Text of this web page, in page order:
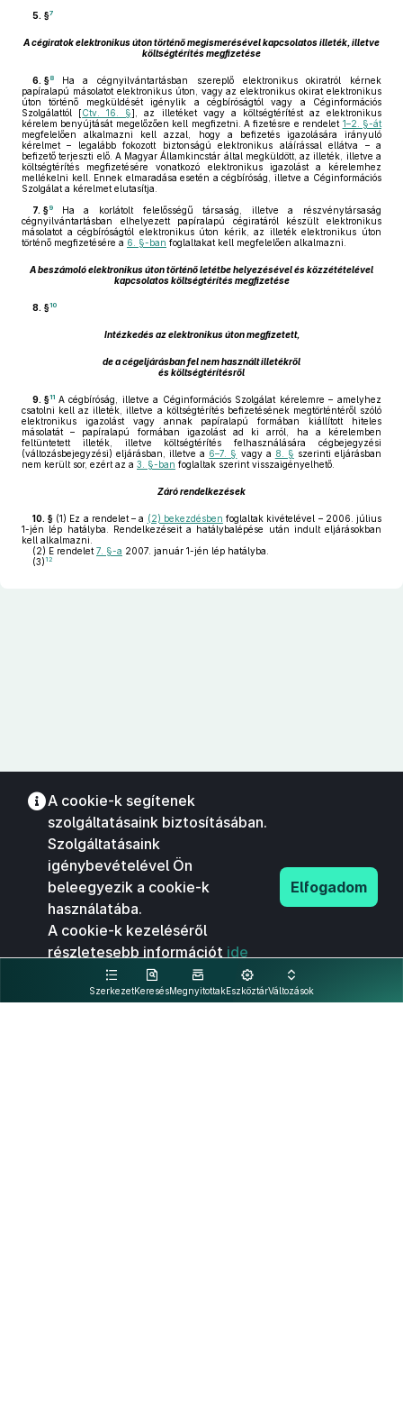
5. §7
A cégiratok elektronikus úton történő megismerésével kapcsolatos illeték, illetve
költségtérítés megfizetése
6. §8
Ha a cégnyilvántartásban szereplő elektronikus okiratról kérnek
papíralapú másolatot elektronikus úton, vagy az elektronikus okirat elektronikus
úton történő megküldését igénylik a cégbíróságtól vagy a Céginformációs
Szolgálattól [Ctv. 16. §], az illetéket vagy a költségtérítést az elektronikus
kérelem benyújtását megelőzően kell megfizetni. A fizetésre e rendelet 1–2. §-át
megfelelően alkalmazni kell azzal, hogy a befizetés igazolására irányuló
kérelmet – legalább fokozott biztonságú elektronikus aláírással ellátva – a
befizető terjeszti elő. A Magyar Államkincstár által megküldött, az illeték, illetve a
költségtérítés megfizetésére vonatkozó elektronikus igazolást a kérelemhez
mellékelni kell. Ennek elmaradása esetén a cégbíróság, illetve a Céginformációs
Szolgálat a kérelmet elutasítja.
7. §9
Ha a korlátolt felelősségű társaság, illetve a részvénytársaság
cégnyilvántartásban elhelyezett papíralapú cégiratáról készült elektronikus
másolatot a cégbíróságtól elektronikus úton kérik, az illeték elektronikus úton
történő megfizetésére a 6. §-ban foglaltakat kell megfelelően alkalmazni.
A beszámoló elektronikus úton történő letétbe helyezésével és közzétételével
kapcsolatos költségtérítés megfizetése
8. §10
Intézkedés az elektronikus úton megfizetett,
de a cégeljárásban fel nem használt illetékről
és költségtérítésről
9. §11 A cégbíróság, illetve a Céginformációs Szolgálat kérelemre – amelyhez
csatolni kell az illeték, illetve a költségtérítés befizetésének megtörténtéről szóló
elektronikus igazolást vagy annak papíralapú formában kiállított hiteles
másolatát – papíralapú formában igazolást ad ki arról, ha a kérelemben
feltüntetett illeték, illetve költségtérítés felhasználására cégbejegyzési
(változásbejegyzési) eljárásban, illetve a 6–7. § vagy a 8. § szerinti eljárásban
nem került sor, ezért az a 3. §-ban foglaltak szerint visszaigényelhető.
Záró rendelkezések
10. § (1) Ez a rendelet – a (2) bekezdésben foglaltak kivételével – 2006. július
1-jén lép hatályba. Rendelkezéseit a hatálybalépése után indult eljárásokban
kell alkalmazni.
(2) E rendelet 7. §-a 2007. január 1-jén lép hatályba.
(3) 12
SzerkezetKeresésMegnyitottakEszköztárVáltozások
A cookie-k segítenek
szolgáltatásaink biztosításában.
Szolgáltatásaink
igénybevételével Ön
beleegyezik a cookie-k
használatába.
A cookie-k kezeléséről
részletesebb információt ide
kattintva olvashat.
Elfogadom